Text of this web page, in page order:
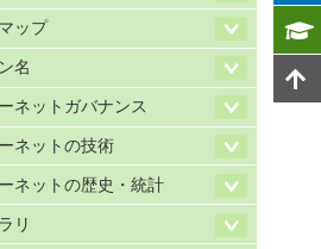
ップ
名
ネットガバナンス
ネットの技術
ネットの歴史・統計
リ